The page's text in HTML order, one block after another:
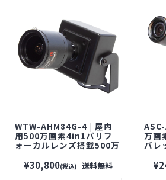
WTW-AHM84G-4 | 屋内
用500万画素4in1バリフ
ォーカルレンズ搭載500万
線】【防犯カメラ】【監
視カメラ】【セキュリティ
¥30,800(税込) 送料無料
万画
バレ
キ
型